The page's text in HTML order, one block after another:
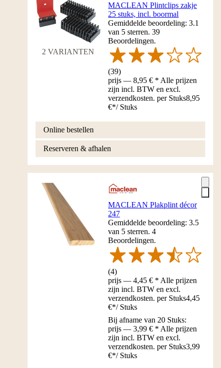
2 VARIANTEN
MACLEAN Plintclips zakje
25 stuks, incl. boormal
Gemiddelde beoordeling: 3.1
van 5 sterren. 39
Beoordelingen.
(39)
prijs — 8,95 € * Alle prijzen
zijn incl. BTW en excl.
verzendkosten. per Stuks8,95
€*/ Stuks
Online bestellen
Reserveren & afhalen
MACLEAN Plakplint décor
247
Gemiddelde beoordeling: 3.5
van 5 sterren. 4
Beoordelingen.
(4)
prijs — 4,45 € * Alle prijzen
zijn incl. BTW en excl.
verzendkosten. per Stuks4,45
€*/ Stuks
Bij afname van 20 Stuks:
prijs — 3,99 € * Alle prijzen
zijn incl. BTW en excl.
verzendkosten. per Stuks3,99
€*/ Stuks